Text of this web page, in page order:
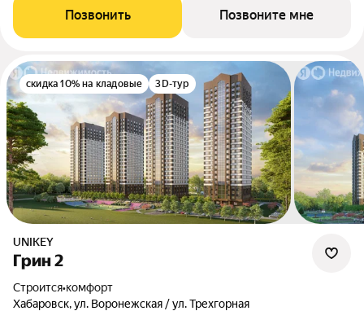
Позвонить Позвоните мне
скидка 10% на кладовые 3D-тур
UNIKEY
Грин 2
Строится•комфорт
Хабаровск, ул. Воронежская / ул. Трехгорная